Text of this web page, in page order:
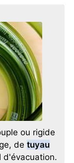
ou rigide
detuyau
d'évacuation.